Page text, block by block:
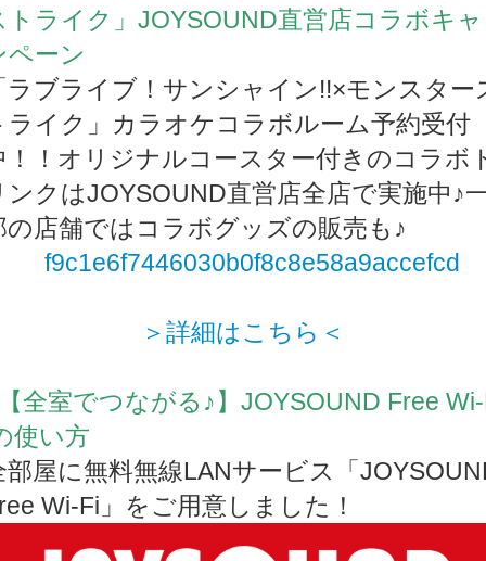
トライク」JOYSOUND直営店コラボキャ
ペーン
ラブライブ！サンシャイン!!×モンスター
ライク」カラオケコラボルーム予約受付
！！オリジナルコースター付きのコラボ
ンクはJOYSOUND直営店全店で実施中♪
の店舗ではコラボグッズの販売も♪
＞詳細はこちら＜
全室でつながる♪】JOYSOUND Free
使い方
部屋に無料無線LANサービス「
Wi-Fi」をご用意しました！